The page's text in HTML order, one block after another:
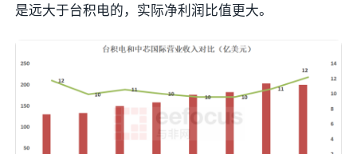
是远大于台积电的，实际净利润比值更大。